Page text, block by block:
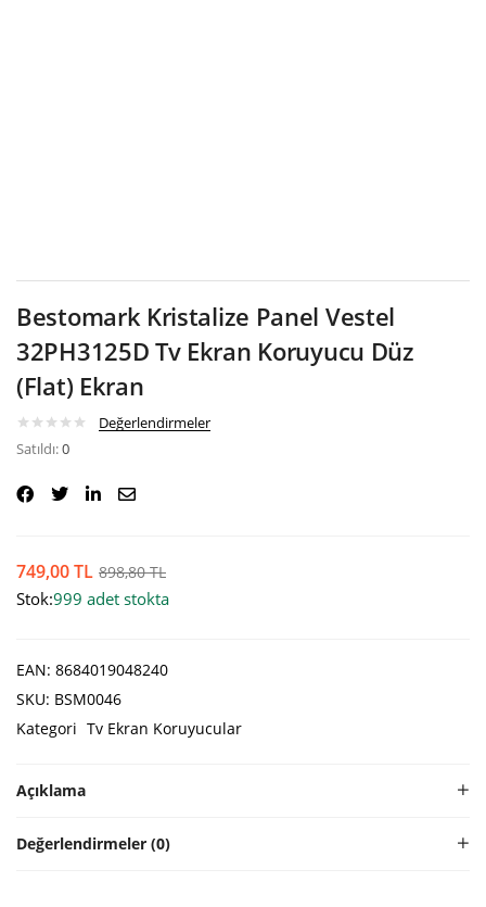
Bestomark Kristalize Panel Vestel
32PH3125D Tv Ekran Koruyucu Düz
(Flat) Ekran
Değerlendirmeler
Satıldı:0
749,00TL 898,80TL
Stok:999 adet stokta
EAN: 8684019048240
SKU: BSM0046
Kategori Tv Ekran Koruyucular
Açıklama
Değerlendirmeler (0)